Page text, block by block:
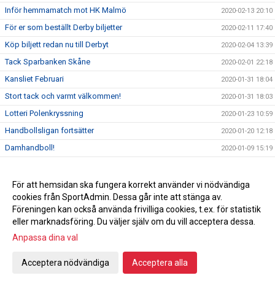
Inför hemmamatch mot HK Malmö 2020-02-13 20:10
För er som beställt Derby biljetter 2020-02-11 17:40
Köp biljett redan nu till Derbyt 2020-02-04 13:39
Tack Sparbanken Skåne 2020-02-01 22:18
Kansliet Februari 2020-01-31 18:04
Stort tack och varmt välkommen! 2020-01-31 18:03
Lotteri Polenkryssning 2020-01-23 10:59
Handbollsligan fortsätter 2020-01-20 12:18
Damhandboll! 2020-01-09 15:19
Seger hemma mot Önnered 2019-12-27 21:12
Inför Önnered på hemmaplan 2019-12-27 00:35
God jul & Gott nytt år 2019-12-23 10:27
Vinst mot Sävehof
Svenska mästarna gästar Ystad Arena
Vi söker ny kanslist
För att hemsidan ska fungera korrekt använder vi nödvändiga
cookies från SportAdmin. Dessa går inte att stänga av.
Föreningen kan också använda frivilliga cookies, t.ex. för statistik
eller marknadsföring. Du väljer själv om du vill acceptera dessa.
Anpassa dina val
Acceptera nödvändiga Acceptera alla